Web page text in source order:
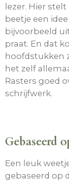
lezer. Hier
beetje een
bijvoorbeeld
praat. En dat
hoofdstukken
het zelf
Rasters goed
schrijfwerk.
Gebaseerd
Een leuk
gebaseerd op